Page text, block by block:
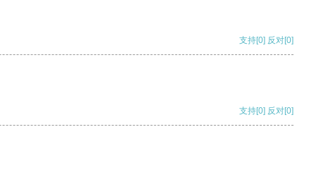
支持[0] 反对[0]
支持[0] 反对[0]